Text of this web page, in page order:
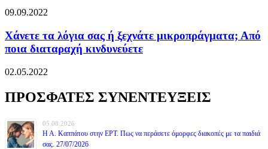
09.09.2022
Χάνετε τα λόγια σας ή ξεχνάτε μικροπράγματα; Από
ποια διαταραχή κινδυνεύετε
02.05.2022
ΠΡΟΣΦΑΤΕΣ ΣΥΝΕΝΤΕΥΞΕΙΣ
05.08.2026
Η Α. Καππάτου στην ΕΡΤ. Πως να περάσετε όμορφες διακοπές με τα παιδιά
σας. 27/07/2026